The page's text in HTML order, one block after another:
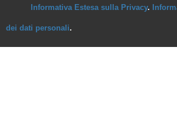
Informativa Estesa sulla Privacy.
dei dati personali.